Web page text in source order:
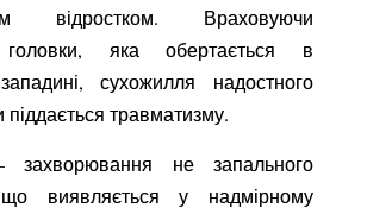
відростком. Враховуючи
головки, яка обертається в
сухожилля надостного
піддається травматизму.
захворювання не запального
що виявляється у надмірному